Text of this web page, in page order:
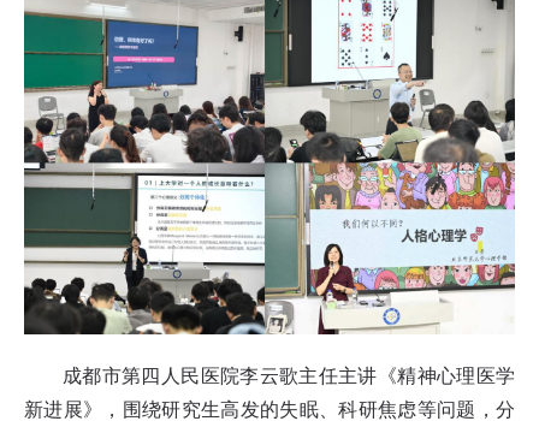
成都市第四人民医院李云歌主任主讲《精神心理医学
新进展》，围绕研究生高发的失眠、科研焦虑等问题，分